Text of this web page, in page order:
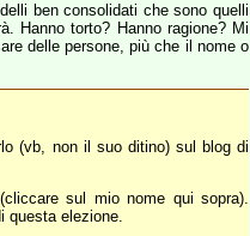
ben consolidati che sono quelli
Hanno torto? Hanno ragione? Mi
delle persone, più che il nome o
(vb, non il suo ditino) sul blog di
sul mio nome qui sopra).
questa elezione.